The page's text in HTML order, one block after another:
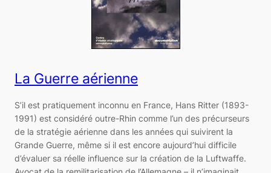
La Guerre aérienne
S’il est pratiquement inconnu en France, Hans Ritter (1893-
1991) est considéré outre-Rhin comme l’un des précurseurs
de la stratégie aérienne dans les années qui suivirent la
Grande Guerre, même si il est encore aujourd’hui difficile
d’évaluer sa réelle influence sur la création de la Luftwaffe.